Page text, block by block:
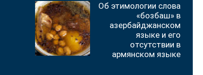
Об этимологии слова
«бозбаш» в
азербайджанском
языке и его
отсутствии в
армянском языке